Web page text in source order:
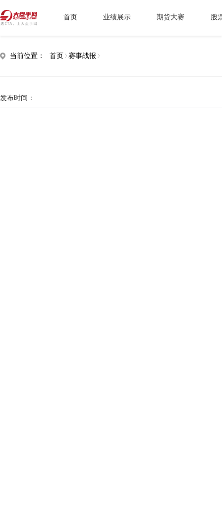
首页 业绩展示 期货大赛 股
当前位置： 首页 赛事战报
发布时间：